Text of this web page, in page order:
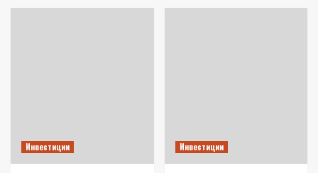
Инвестиции Инвестиции